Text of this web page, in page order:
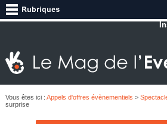
Vous êtes ici : Appels d'offres évènementiels >
surprise